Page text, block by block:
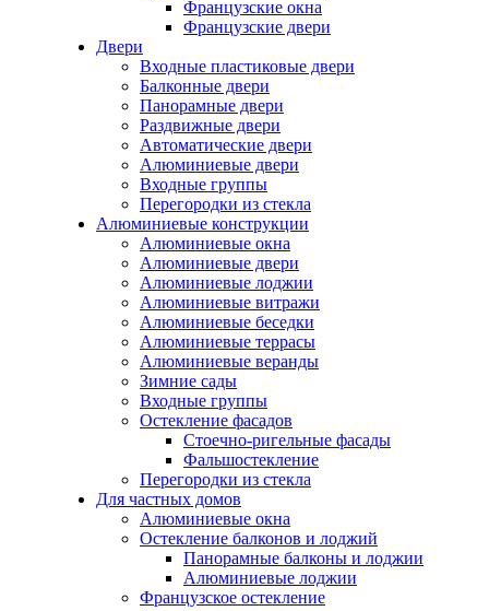
Французские окна
Французские двери
Двери
Входные пластиковые двери
Балконные двери
Панорамные двери
Раздвижные двери
Автоматические двери
Алюминиевые двери
Входные группы
Перегородки из стекла
Алюминиевые конструкции
Алюминиевые окна
Алюминиевые двери
Алюминиевые лоджии
Алюминиевые витражи
Алюминиевые беседки
Алюминиевые террасы
Алюминиевые веранды
Зимние сады
Входные группы
Остекление фасадов
Стоечно-ригельные фасады
Фальшостекление
Перегородки из стекла
Для частных домов
Алюминиевые окна
Остекление балконов и лоджий
Панорамные балконы и лоджии
Алюминиевые лоджии
Французское остекление